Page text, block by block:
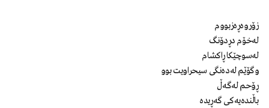
زۆروەڕەزبووم
لەخۆم دڕدۆنگ
لەسوچێکا ڕاکشام
وگۆێم لەدەنگی سیحراویت بوو
ڕۆحم لەگەڵ
باڵندەیەکی گەڕیدە